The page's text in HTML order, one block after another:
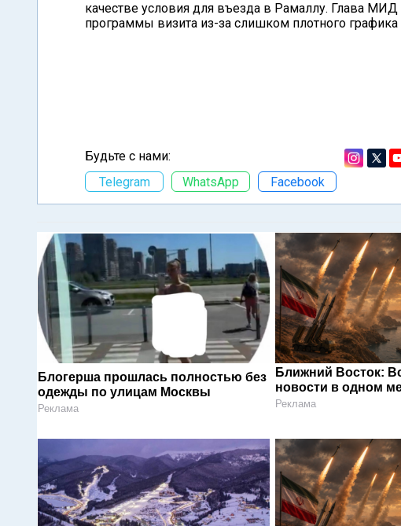
качестве условия для въезда в Рамаллу. Глава
программы визита из-за слишком плотного графика
Будьте с нами:
Telegram
WhatsApp Facebook
Блогерша прошлась полностью без
одежды по улицам Москвы
Реклама
Ближний Восток:
новости в одном
Реклама